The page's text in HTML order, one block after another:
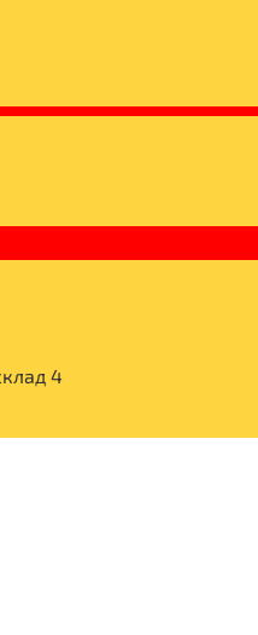
4
Fit Parad